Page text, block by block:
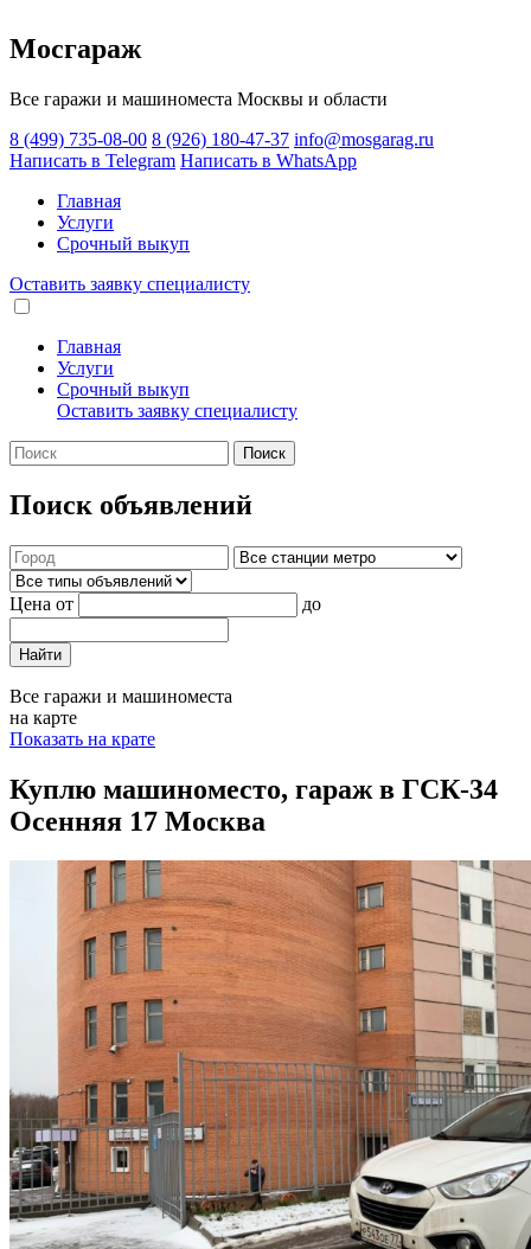
Мосгараж
Все гаражи и машиноместа Москвы и области
8 (499) 735-08-00 8 (926) 180-47-37 info@mosgarag.ru
Написать в Telegram Написать в WhatsApp
Главная
Услуги
Срочный выкуп
Оставить заявку специалисту
Главная
Услуги
Срочный выкуп
Оставить заявку специалисту
Поиск
Поиск объявлений
Цена от до
Найти
Все гаражи и машиноместа
на карте
Показать на крате
Куплю машиноместо, гараж в ГСК-34
Осенняя 17 Москва